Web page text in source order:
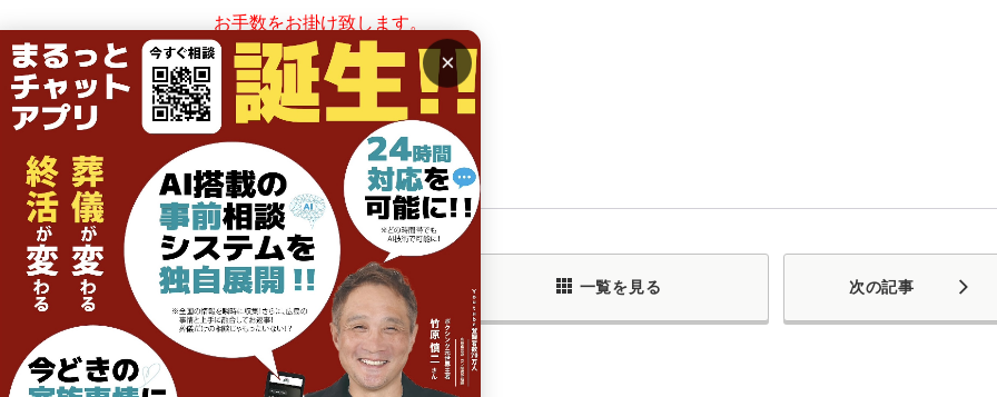
お手数をお掛け致します。
マーケティング企画推進課
的場 正晃
前の記事 次の記事
一覧を見る
×